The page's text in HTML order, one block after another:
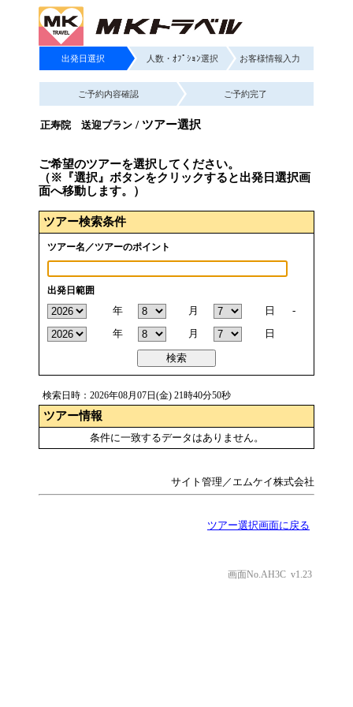
出発日選択 人数・ｵﾌﾟｼｮﾝ選択 お客様情報入力
ご予約内容確認 ご予約完了
正寿院 送迎プラン / ツアー選択
ご希望のツアーを選択してください。
（※『選択』ボタンをクリックすると出発日選択画
面へ移動します。）
ツアー検索条件
ツアー名／ツアーのポイント
出発日範囲
年 月 日
-
年
月 日
検索
検索日時：2026年08月07日(金) 21時40分50秒
ツアー情報
条件に一致するデータはありません。
サイト管理／エムケイ株式会社
ツアー選択画面に戻る
画面No.AH3C v1.23